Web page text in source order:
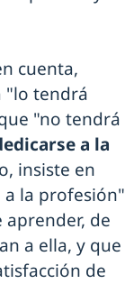
cuenta,
"lo tendrá
"no tendrá
a la
insiste en
la profesión"
aprender, de
a ella, y que
de